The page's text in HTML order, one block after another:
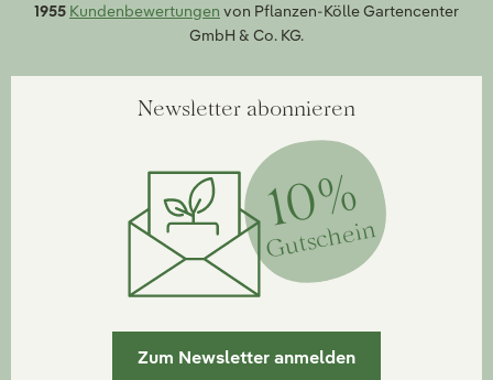
1955 Kundenbewertungen von Pflanzen-Kölle Gartencenter
GmbH & Co. KG.
Newsletter abonnieren
10%
Gutschein
Zum Newsletter anmelden